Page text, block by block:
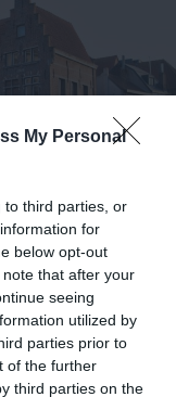
My Personal
to third parties, or
for
below opt-out
that after your
seeing
utilized by
parties prior to
of the further
third parties on the
/ Shutterstock.com
? Embarquez